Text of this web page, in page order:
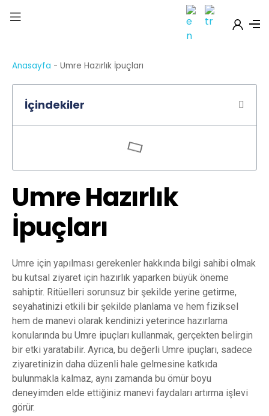
Anasayfa - Umre Hazırlık İpuçları
İçindekiler
Umre Hazırlık
İpuçları
Umre için yapılması gerekenler hakkında bilgi sahibi olmak
bu kutsal ziyaret için hazırlık yaparken büyük öneme
sahiptir. Ritüelleri sorunsuz bir şekilde yerine getirme,
seyahatinizi etkili bir şekilde planlama ve hem fiziksel
hem de manevi olarak kendinizi yeterince hazırlama
konularında bu Umre ipuçları kullanmak, gerçekten belirgin
bir etki yaratabilir. Ayrıca, bu değerli Umre ipuçları, sadece
ziyaretinizin daha düzenli hale gelmesine katkıda
bulunmakla kalmaz, aynı zamanda bu ömür boyu
deneyimden elde ettiğiniz manevi faydaları artırma işlevi
görür.